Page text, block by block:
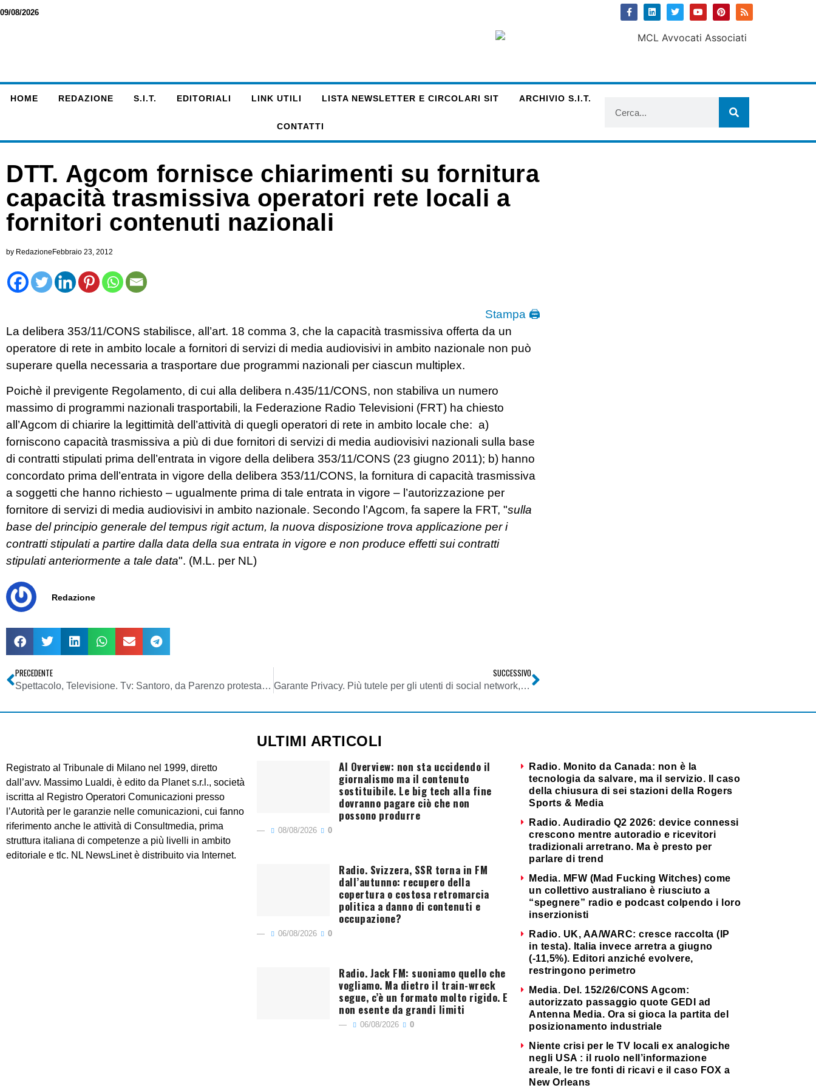
09/08/2026
HOME REDAZIONE S.I.T. EDITORIALI LINK UTILI LISTA NEWSLETTER E CIRCOLARI SIT ARCHIVIO S.I.T.
CONTATTI
DTT. Agcom fornisce chiarimenti su fornitura
capacità trasmissiva operatori rete locali a
fornitori contenuti nazionali
by Redazione Febbraio 23, 2012
Stampa 🖨
La delibera 353/11/CONS stabilisce, all’art. 18 comma 3, che la capacità trasmissiva offerta da un
operatore di rete in ambito locale a fornitori di servizi di media audiovisivi in ambito nazionale non può
superare quella necessaria a trasportare due programmi nazionali per ciascun multiplex.
Poichè il previgente Regolamento, di cui alla delibera n.435/11/CONS, non stabiliva un numero
massimo di programmi nazionali trasportabili, la Federazione Radio Televisioni (FRT) ha chiesto
all’Agcom di chiarire la legittimità dell’attività di quegli operatori di rete in ambito locale che: a)
forniscono capacità trasmissiva a più di due fornitori di servizi di media audiovisivi nazionali sulla base
di contratti stipulati prima dell’entrata in vigore della delibera 353/11/CONS (23 giugno 2011); b) hanno
concordato prima dell’entrata in vigore della delibera 353/11/CONS, la fornitura di capacità trasmissiva
a soggetti che hanno richiesto – ugualmente prima di tale entrata in vigore – l’autorizzazione per
fornitore di servizi di media audiovisivi in ambito nazionale. Secondo l’Agcom, fa sapere la FRT, "sulla
base del principio generale del tempus rigit actum, la nuova disposizione trova applicazione per i
contratti stipulati a partire dalla data della sua entrata in vigore e non produce effetti sui contratti
stipulati anteriormente a tale data". (M.L. per NL)
Redazione
PRECEDENTE
Spettacolo, Televisione. Tv: Santoro, da Parenzo protesta contro sentenza Fiat ma domani credo tutto ok
SUCCESSIVO
Garante Privacy. Più tutele per gli utenti di social network, blog e forum dedicati alla salute. Prevista per i siti la “avvertenza di rischio”
Registrato al Tribunale di Milano nel 1999, diretto
dall’avv. Massimo Lualdi, è edito da Planet s.r.l., società
iscritta al Registro Operatori Comunicazioni presso
l’Autorità per le garanzie nelle comunicazioni, cui fanno
riferimento anche le attività di Consultmedia, prima
struttura italiana di competenze a più livelli in ambito
editoriale e tlc. NL NewsLinet è distribuito via Internet.
ULTIMI ARTICOLI
AI Overview: non sta uccidendo il
giornalismo ma il contenuto
sostituibile. Le big tech alla fine
dovranno pagare ciò che non
possono produrre
08/08/2026 0
Radio. Svizzera, SSR torna in FM
dall’autunno: recupero della
copertura o costosa retromarcia
politica a danno di contenuti e
occupazione?
06/08/2026 0
Radio. Jack FM: suoniamo quello che
vogliamo. Ma dietro il train-wreck
segue, c’è un formato molto rigido. E
non esente da grandi limiti
06/08/2026 0
Radio. Monito da Canada: non è la
tecnologia da salvare, ma il servizio. Il caso
della chiusura di sei stazioni della Rogers
Sports & Media
Radio. Audiradio Q2 2026: device connessi
crescono mentre autoradio e ricevitori
tradizionali arretrano. Ma è presto per
parlare di trend
Media. MFW (Mad Fucking Witches) come
un collettivo australiano è riusciuto a
“spegnere” radio e podcast colpendo i loro
inserzionisti
Radio. UK, AA/WARC: cresce raccolta (IP
in testa). Italia invece arretra a giugno
(-11,5%). Editori anziché evolvere,
restringono perimetro
Media. Del. 152/26/CONS Agcom:
autorizzato passaggio quote GEDI ad
Antenna Media. Ora si gioca la partita del
posizionamento industriale
Niente crisi per le TV locali ex analogiche
negli USA : il ruolo nell’informazione
areale, le tre fonti di ricavi e il caso FOX a
New Orleans